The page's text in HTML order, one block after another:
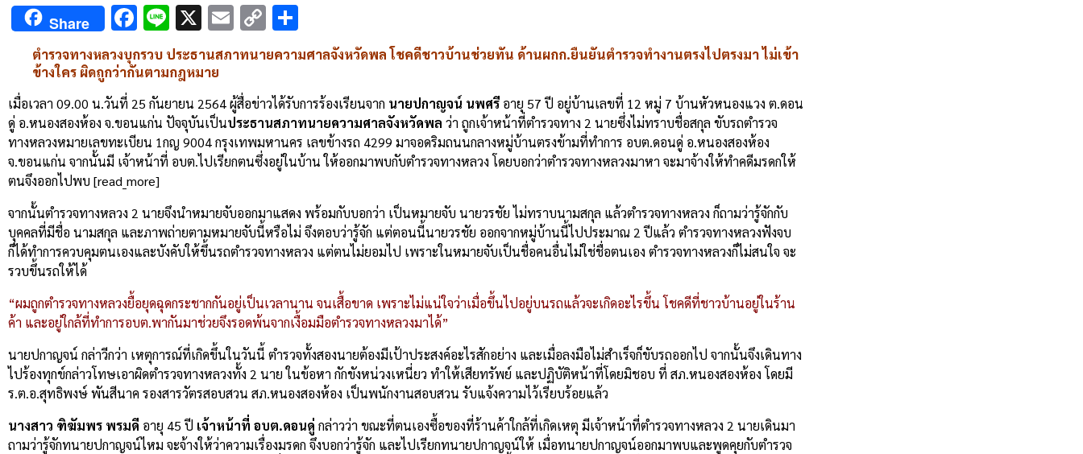
Share Facebook
Line
X Email
Copy
Link
ตำรวจทางหลวงบุกรวบ ประธานสภาทนายความศาลจังหวัดพล โชคดีชาวบ้านช่วยทัน ด้านผกก.ยืนยันตำรวจทำงานตรงไปตรงมา ไม่เข้า
ข้างใคร ผิดถูกว่ากันตามกฎหมาย
เมื่อเวลา 09.00 น.วันที่ 25 กันยายน 2564 ผู้สื่อข่าวได้รับการร้องเรียนจาก นายปกาญจน์ นพศรี อายุ 57 ปี อยู่บ้านเลขที่ 12 หมู่ 7 บ้านหัวหนองแวง ต.ดอน
ดู่ อ.หนองสองห้อง จ.ขอนแก่น ปัจจุบันเป็นประธานสภาทนายความศาลจังหวัดพล ว่า ถูกเจ้าหน้าที่ตำรวจทาง 2 นายซึ่งไม่ทราบชื่อสกุล ขับรถตำรวจ
ทางหลวงหมายเลขทะเบียน 1กญ 9004 กรุงเทพมหานคร เลขข้างรถ 4299 มาจอดริมถนนกลางหมู่บ้านตรงข้ามที่ทำการ อบต.ดอนดู่ อ.หนองสองห้อง
จ.ขอนแก่น จากนั้นมี เจ้าหน้าที่ อบต.ไปเรียกตนซึ่งอยู่ในบ้าน ให้ออกมาพบกับตำรวจทางหลวง โดยบอกว่าตำรวจทางหลวงมาหา จะมาจ้างให้ทำคดีมรดกให้
ตนจึงออกไปพบ [read_more]
จากนั้นตำรวจทางหลวง 2 นายจึงนำหมายจับออกมาแสดง พร้อมกับบอกว่า เป็นหมายจับ นายวรชัย ไม่ทราบนามสกุล แล้วตำรวจทางหลวง ก็ถามว่ารู้จักกับ
บุคคลที่มีชื่อ นามสกุล และภาพถ่ายตามหมายจับนี้หรือไม่ จึงตอบว่ารู้จัก แต่ตอนนี้นายวรชัย ออกจากหมู่บ้านนี้ไปประมาณ 2 ปีแล้ว ตำรวจทางหลวงฟังจบ
ก็ได้ทำการควบคุมตนเองและบังคับให้ขึ้นรถตำรวจทางหลวง แต่ตนไม่ยอมไป เพราะในหมายจับเป็นชื่อคนอื่นไม่ใช่ชื่อตนเอง ตำรวจทางหลวงก็ไม่สนใจ จะ
รวบขึ้นรถให้ได้
“ผมถูกตำรวจทางหลวงยื้อยุดฉุดกระชากกันอยู่เป็นเวลานาน จนเสื้อขาด เพราะไม่แน่ใจว่าเมื่อขึ้นไปอยู่บนรถแล้วจะเกิดอะไรขึ้น โชคดีที่ชาวบ้านอยู่ในร้าน
ค้า และอยู่ใกล้ที่ทำการอบต.พากันมาช่วยจึงรอดพ้นจากเงื้อมมือตำรวจทางหลวงมาได้”
นายปกาญจน์ กล่าวีกว่า เหตุการณ์ที่เกิดขึ้นในวันนี้ ตำรวจทั้งสองนายต้องมีเป้าประสงค์อะไรสักอย่าง และเมื่อลงมือไม่สำเร็จก็ขับรถออกไป จากนั้นจึงเดินทาง
ไปร้องทุกข์กล่าวโทษเอาผิดตำรวจทางหลวงทั้ง 2 นาย ในข้อหา กักขังหน่วงเหนี่ยว ทำให้เสียทรัพย์ และปฏิบัติหน้าที่โดยมิชอบ ที่ สภ.หนองสองห้อง โดยมี
ร.ต.อ.สุทธิพงษ์ พันสีนาค รองสารวัตรสอบสวน สภ.หนองสองห้อง เป็นพนักงานสอบสวน รับแจ้งความไว้เรียบร้อยแล้ว
นางสาว ฑิฆัมพร พรมดี อายุ 45 ปี เจ้าหน้าที่ อบต.ดอนดู่ กล่าวว่า ขณะที่ตนเองซื้อของที่ร้านค้าใกล้ที่เกิดเหตุ มีเจ้าหน้าที่ตำรวจทางหลวง 2 นายเดินมา
ถามว่ารู้จักทนายปกาญจน์ไหม จะจ้างให้ว่าความเรื่องมรดก จึงบอกว่ารู้จัก และไปเรียกทนายปกาญจน์ให้ เมื่อทนายปกาญจน์ออกมาพบและพูดคุยกับตำรวจ